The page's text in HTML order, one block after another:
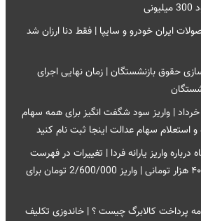
ایران خودرو و سایپا | فقط دنا ارزان شد
حقوق بازنشستگان | زمان نهایی اجرای
| واریز سود شگفت انگیز برای همه سهام
استعلام سهام عدالت اینجا ثبت نام کنید
ماه درباره واریز یارانه فردا | تغییرات در فهرست
واریز یارانه نقدی ۳۰۰ و ۴۰۰ هزار تومانی | واریز 2/600/000 تومان برای
پرداخت کالابرگ چیست ؟ | خاندوزی تکلیف